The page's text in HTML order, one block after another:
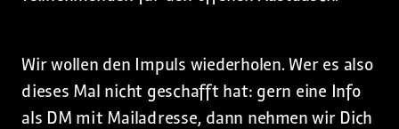
Wir wollen den Impuls wiederholen. Wer es also
dieses Mal nicht geschafft hat: gern eine Info
als DM mit Mailadresse, dann nehmen wir Dich